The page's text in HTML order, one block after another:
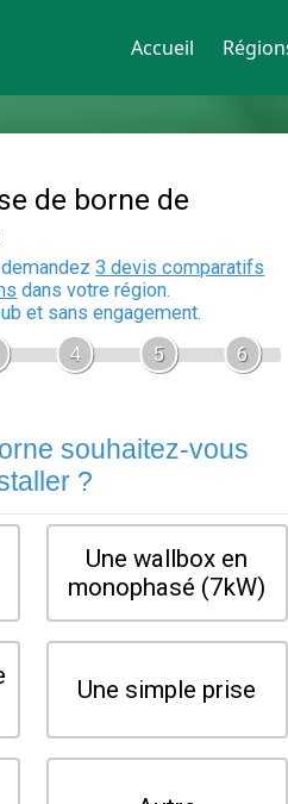
Accueil
recharge
En 5 minutes,
auxelectriciens
Gratuit, sans pub
Quel type de
Une wallbox en